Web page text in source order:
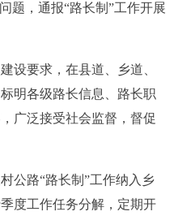
题，通报“路长制”工作开展
设要求，在县道、乡道、
明各级路长信息、路长职
广泛接受社会监督，督促
公路“路长制”工作纳入乡
度工作任务分解，定期开